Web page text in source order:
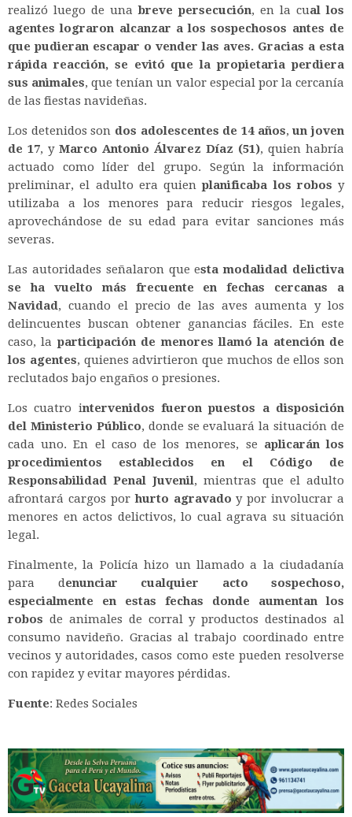
realizó luego de unabreve persecución, en la cual los
agentes lograron alcanzar a los sospechosos antes de
que pudieran escapar o vender las aves. Gracias a esta
rápida reacción, se evitó que la propietaria perdiera
sus animales, que tenían un valor especial por la cercanía
de las fiestas navideñas.
Los detenidos son dos adolescentes de 14 años,un joven
de 17, y Marco Antonio Álvarez Díaz (51), quien habría
actuado como líder del grupo. Según la información
preliminar, el adulto era quienplanificaba los robos y
utilizaba a los menores para reducir riesgos legales,
aprovechándose de su edad para evitar sanciones más
severas.
Las autoridades señalaron que esta modalidad delictiva
se ha vuelto más frecuente en fechas cercanas a
Navidad, cuando el precio de las aves aumenta y los
delincuentes buscan obtener ganancias fáciles. En este
caso, la participación de menores llamó la atención de
los agentes, quienes advirtieron que muchos de ellos son
reclutados bajo engaños o presiones.
Los cuatro intervenidos fueron puestos a disposición
del Ministerio Público, donde se evaluará la situación de
cada uno. En el caso de los menores, se aplicarán los
procedimientos establecidos en el Código de
Responsabilidad Penal Juvenil, mientras que el adulto
afrontará cargos porhurto agravado y por involucrar a
menores en actos delictivos, lo cual agrava su situación
legal.
Finalmente, la Policía hizo un llamado a la ciudadanía
para denunciar cualquier acto sospechoso,
especialmente en estas fechas donde aumentan los
robos de animales de corral y productos destinados al
consumo navideño. Gracias al trabajo coordinado entre
vecinos y autoridades, casos como este pueden resolverse
con rapidez y evitar mayores pérdidas.
Fuente: Redes Sociales